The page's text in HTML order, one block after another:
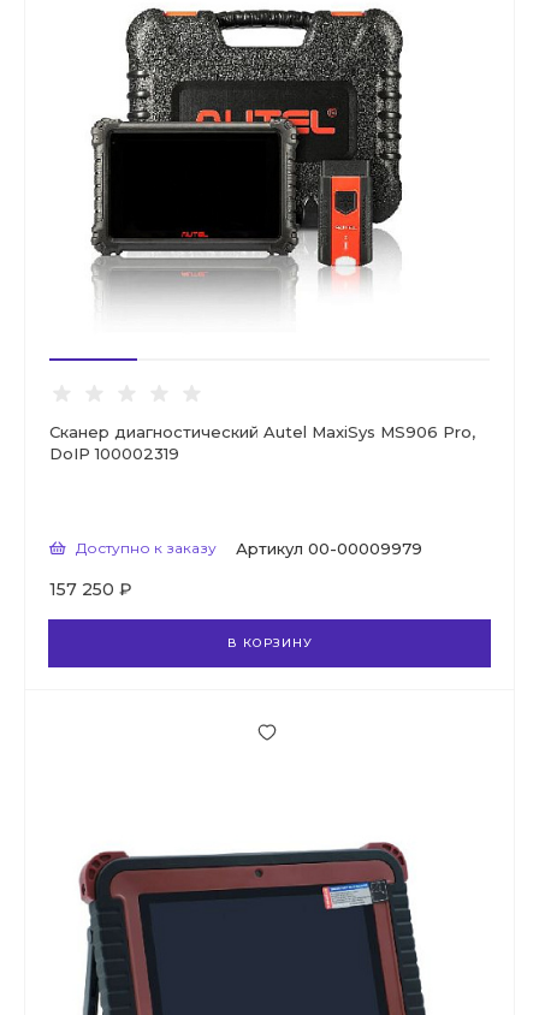
Сканер диагностический Autel MaxiSys MS906 Pro,
DoIP 100002319
Доступно к заказу Артикул 00-00009979
157 250 ₽
В КОРЗИНУ